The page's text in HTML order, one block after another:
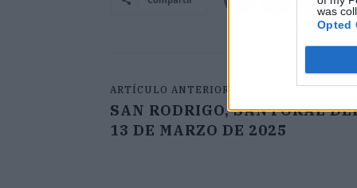
was
Opted
ARTÍCULO ANTERIOR
SAN RODRIGO, SANTORAL
13 DE MARZO DE 2025